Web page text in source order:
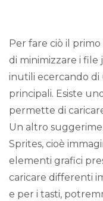
Per fare ciò il
di minimizzare i file
inutili ecercando di
principali. Esiste
permette di
Un altro
Sprites, cioè
elementi grafici
caricare differenti
e per i tasti,